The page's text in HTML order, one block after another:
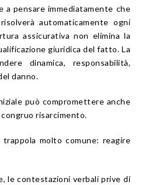
a pensare immediatamente che
automaticamente ogni
assicurativa non elimina la
giuridica del fatto. La
dinamica, responsabilità,
danno.
può compromettere anche
risarcimento.
molto comune: reagire
le contestazioni verbali prive di